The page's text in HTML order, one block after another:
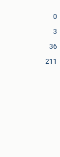
0
3
36
211